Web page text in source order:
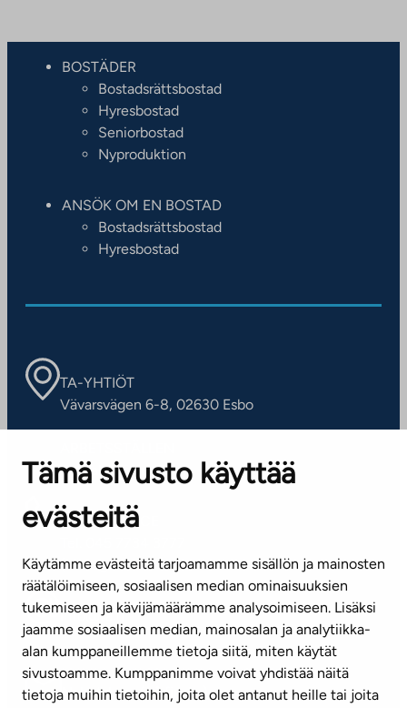
Tämä sivusto käyttää
evästeitä
Käytämme evästeitä tarjoamamme sisällön ja mainosten
räätälöimiseen, sosiaalisen median ominaisuuksien
tukemiseen ja kävijämäärämme analysoimiseen. Lisäksi
jaamme sosiaalisen median, mainosalan ja analytiikka-
alan kumppaneillemme tietoja siitä, miten käytät
sivustoamme. Kumppanimme voivat yhdistää näitä
tietoja muihin tietoihin, joita olet antanut heille tai joita
BOSTÄDER
Bostadsrättsbostad
Hyresbostad
Seniorbostad
Nyproduktion
ANSÖK OM EN BOSTAD
Bostadsrättsbostad
Hyresbostad
TA-YHTIÖT
Vävarsvägen 6-8, 02630 Esbo
Kontaktinformation
KUNDSERVICE
(vardagar kl. 8–16)
info@ta.fi
Nyhetsbrev (på finska)